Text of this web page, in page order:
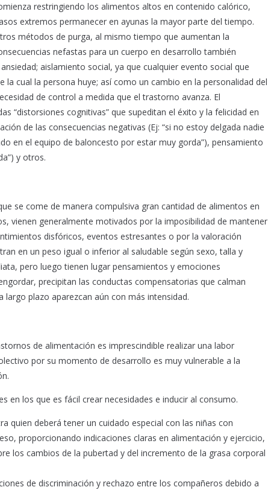
restringiendo los alimentos altos en contenido calórico,
extremos permanecer en ayunas la mayor parte del tiempo.
métodos de purga, al mismo tiempo que aumentan la
nefastas para un cuerpo en desarrollo también
aislamiento social, ya que cualquier evento social que
cual la persona huye; así como un cambio en la personalidad del
de control a medida que el trastorno avanza. El
“distorsiones cognitivas” que supeditan el éxito y la felicidad en
de las consecuencias negativas (Ej: “si no estoy delgada nadie
en el equipo de baloncesto por estar muy gorda”), pensamiento
y otros.
se come de manera compulsiva gran cantidad de alimentos en
vienen generalmente motivados por la imposibilidad de mantener
disfóricos, eventos estresantes o por la valoración
en un peso igual o inferior al saludable según sexo, talla y
pero luego tienen lugar pensamientos y emociones
precipitan las conductas compensatorias que calman
plazo aparezcan aún con más intensidad.
de alimentación es imprescindible realizar una labor
por su momento de desarrollo es muy vulnerable a la
en los que es fácil crear necesidades e inducir al consumo.
quien deberá tener un cuidado especial con las niñas con
proporcionando indicaciones claras en alimentación y ejercicio,
los cambios de la pubertad y del incremento de la grasa corporal
de discriminación y rechazo entre los compañeros debido a